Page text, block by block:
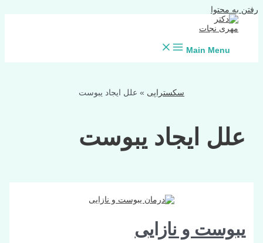
رفتن به محتوا
Main Menu
سکستراپی » علل ایجاد یبوست
علل ایجاد یبوست
یبوست و نازایی